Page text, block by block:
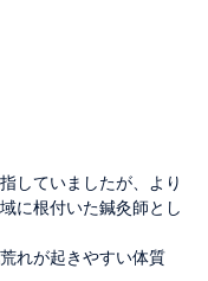
していましたが、より
に根付いた鍼灸師とし
れが起きやすい体質